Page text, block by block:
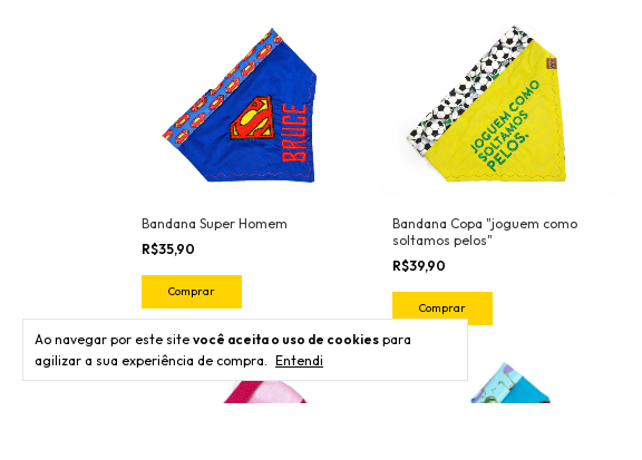
Ao navegar por este site você aceita o uso de cookies para
agilizar a sua experiência de compra. Entendi
Bandana Super Homem
R$35,90
Comprar
Bandana Copa "joguem como
soltamos pelos"
R$39,90
Comprar